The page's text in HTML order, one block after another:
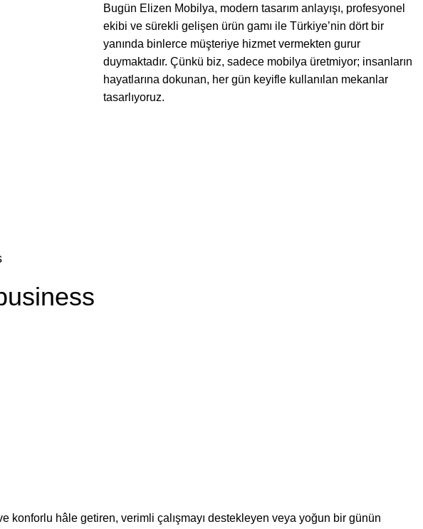
Bugün Elizen Mobilya, modern tasarım anlayışı, profesyonel
ekibi ve sürekli gelişen ürün gamı ile Türkiye’nin dört bir
yanında binlerce müşteriye hizmet vermekten gurur
duymaktadır. Çünkü biz, sadece mobilya üretmiyor; insanların
hayatlarına dokunan, her gün keyifle kullanılan mekanlar
tasarlıyoruz.
konforlu hâle getiren, verimli çalışmayı destekleyen veya yoğun bir günün